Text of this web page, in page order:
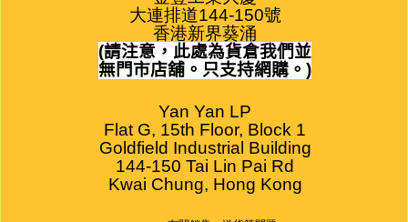
大連排道144-150號
香港新界葵涌
(請注意，此處為貨倉我們並
無門市店舖。只支持網購。 )
Yan Yan LP
Flat G, 15th Floor, Block 1
Goldfield Industrial Building
144-150 Tai Lin Pai Rd
Kwai Chung, Hong Kong